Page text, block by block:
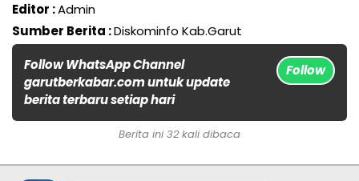
Editor :Admin
Sumber Berita :Diskominfo Kab.Garut
Follow WhatsApp Channel
garutberkabar.com untuk update
berita terbaru setiap hari
Follow
Berita ini 32 kali dibaca